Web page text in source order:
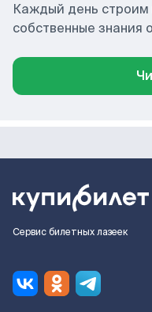
Каждый день строим
собственные знания
Сервис билетных лазеек